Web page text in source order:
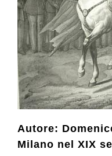
Collection
Contacts and tickets
Accessibility
Donate
Autore:
Milano nel XIX